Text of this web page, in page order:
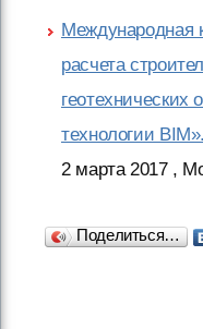
Международная
расчета
геотехнических
технологии BIM».
2 марта 2017 ,
Поделиться…